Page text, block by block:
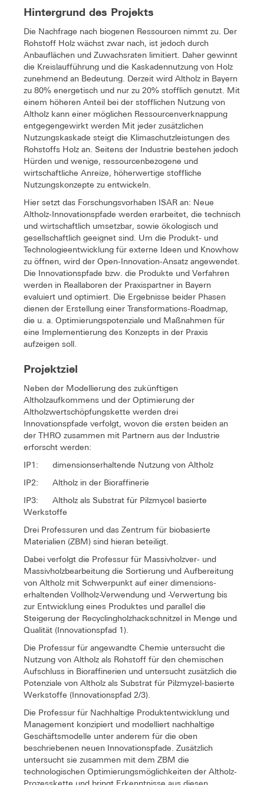
Hintergrund des Projekts
Die Nachfrage nach biogenen Ressourcen nimmt zu. Der
Rohstoff Holz wächst zwar nach, ist jedoch durch
Anbauflächen und Zuwachsraten limitiert. Daher gewinnt
die Kreislaufführung und die Kaskadennutzung von Holz
zunehmend an Bedeutung. Derzeit wird Altholz in Bayern
zu 80% energetisch und nur zu 20% stofflich genutzt. Mit
einem höheren Anteil bei der stofflichen Nutzung von
Altholz kann einer möglichen Ressourcenverknappung
entgegengewirkt werden Mit jeder zusätzlichen
Nutzungskaskade steigt die Klimaschutzleistungen des
Rohstoffs Holz an. Seitens der Industrie bestehen jedoch
Hürden und wenige, ressourcenbezogene und
wirtschaftliche Anreize, höherwertige stoffliche
Nutzungskonzepte zu entwickeln.
Hier setzt das Forschungsvorhaben ISAR an: Neue
Altholz-Innovationspfade werden erarbeitet, die technisch
und wirtschaftlich umsetzbar, sowie ökologisch und
gesellschaftlich geeignet sind. Um die Produkt- und
Technologieentwicklung für externe Ideen und Knowhow
zu öffnen, wird der Open-Innovation-Ansatz angewendet.
Die Innovationspfade bzw. die Produkte und Verfahren
werden in Reallaboren der Praxispartner in Bayern
evaluiert und optimiert. Die Ergebnisse beider Phasen
dienen der Erstellung einer Transformations-Roadmap,
die u. a. Optimierungspotenziale und Maßnahmen für
eine Implementierung des Konzepts in der Praxis
aufzeigen soll.
Projektziel
Neben der Modellierung des zukünftigen
Altholzaufkommens und der Optimierung der
Altholzwertschöpfungskette werden drei
Innovationspfade verfolgt, wovon die ersten beiden an
der THRO zusammen mit Partnern aus der Industrie
erforscht werden:
IP1: dimensionserhaltende Nutzung von Altholz
IP2: Altholz in der Bioraffinerie
IP3: Altholz als Substrat für Pilzmycel basierte
Werkstoffe
Drei Professuren und das Zentrum für biobasierte
Materialien (ZBM) sind hieran beteiligt.
Dabei verfolgt die Professur für Massivholzver- und
Massivholzbearbeitung die Sortierung und Aufbereitung
von Altholz mit Schwerpunkt auf einer dimensions-
erhaltenden Vollholz-Verwendung und -Verwertung bis
zur Entwicklung eines Produktes und parallel die
Steigerung der Recyclingholzhackschnitzel in Menge und
Qualität (Innovationspfad 1).
Die Professur für angewandte Chemie untersucht die
Nutzung von Altholz als Rohstoff für den chemischen
Aufschluss in Bioraffinerien und untersucht zusätzlich die
Potenziale von Altholz als Substrat für Pilzmyzel-basierte
Werkstoffe (Innovationspfad 2/3).
Die Professur für Nachhaltige Produktentwicklung und
Management konzipiert und modelliert nachhaltige
Geschäftsmodelle unter anderem für die oben
beschriebenen neuen Innovationspfade. Zusätzlich
untersucht sie zusammen mit dem ZBM die
technologischen Optimierungsmöglichkeiten der Altholz-